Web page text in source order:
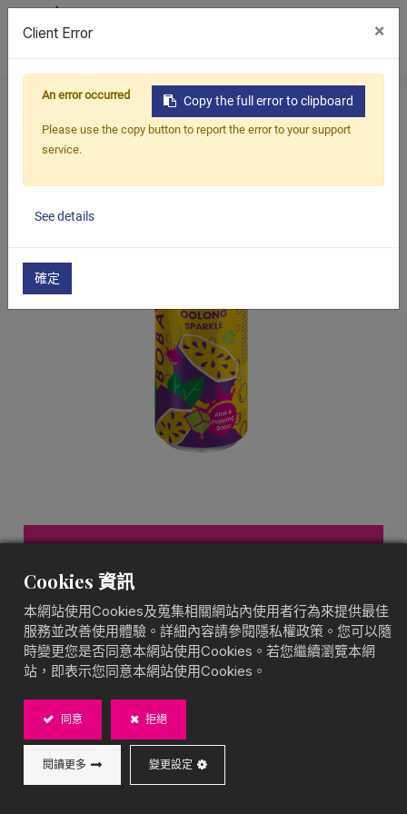
首頁 產品
罐裝氣泡飲
百香烏龍爆珠蘆薈氣泡飲
罐裝氣泡飲
人氣百香烏龍搭配蘆薈與爆珠，雙料口感，氣泡層次豐
富。
240ml/can; 24 cans/ ctn
Cookies 資訊
本網站使用Cookies及蒐集相關網站內使用者行為來提供最佳
服務並改善使用體驗。詳細內容請參閱隱私權政策。您可以隨
時變更您是否同意本網站使用Cookies。若您繼續瀏覽本網
站，即表示您同意本網站使用Cookies。
同意 拒絕
閱讀更多 變更設定
Client Error ×
Copy the full error to clipboard
An error occurred
Please use the copy button to report the error to your support
service.
See details
確定